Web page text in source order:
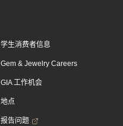
学生消费者信息
Gem & Jewelry Careers
GIA 工作机会
地点
报告问题